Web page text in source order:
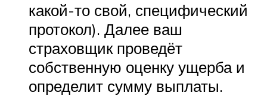
какой-то свой, специфический
протокол). Далее ваш
страховщик проведёт
собственную оценку ущерба и
определит сумму выплаты.